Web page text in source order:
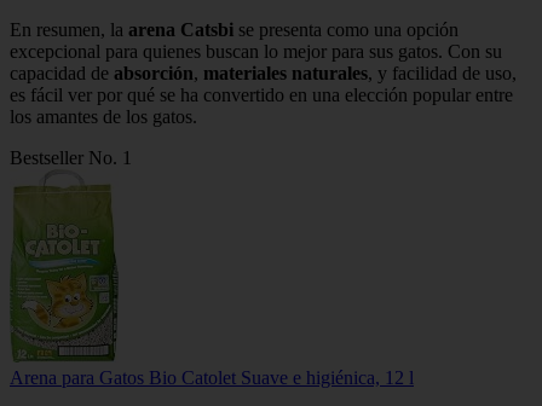
En resumen, la arena Catsbi se presenta como una opción
excepcional para quienes buscan lo mejor para sus gatos. Con su
capacidad de absorción, materiales naturales, y facilidad de uso,
es fácil ver por qué se ha convertido en una elección popular entre
los amantes de los gatos.
Bestseller No. 1
Arena para Gatos Bio Catolet Suave e higiénica, 12 l